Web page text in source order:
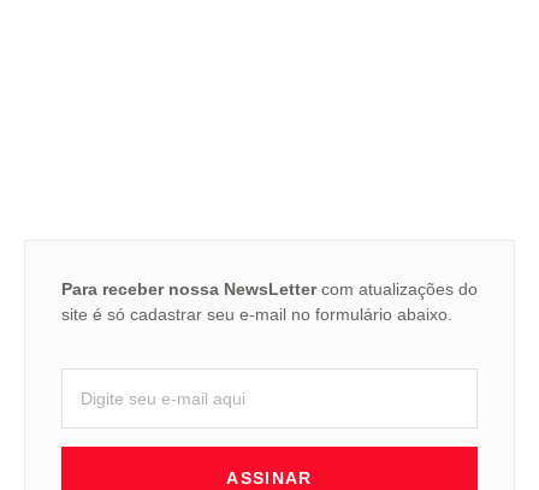
Para receber nossa NewsLettercom atualizações do
site é só cadastrar seu e-mail no formulário abaixo.
ASSINAR